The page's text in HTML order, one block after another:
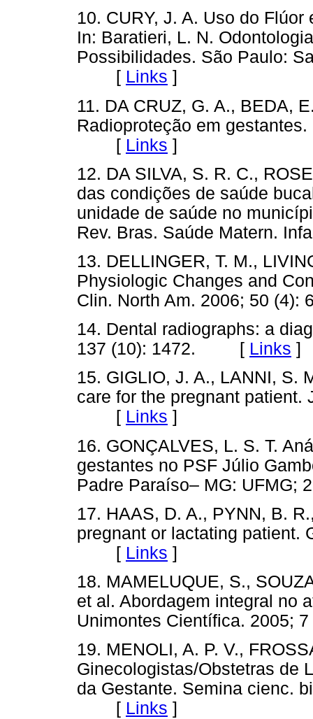
10. CURY, J. A. Uso do
In: Baratieri, L. N.
Possibilidades. São Paulo:
[ Links ]
11. DA CRUZ, G. A., BEDA,
Radioproteção em
[ Links ]
12. DA SILVA, S. R. C.,
das condições de saúde
unidade de saúde no
Rev. Bras. Saúde Matern.
13. DELLINGER, T. M.,
Physiologic Changes and
Clin. North Am. 2006; 50
14. Dental radiographs: a
137 (10): 1472. [ Links ]
15. GIGLIO, J. A., LANNI, S.
care for the pregnant patient.
[ Links ]
16. GONÇALVES, L. S. T.
gestantes no PSF Júlio
Padre Paraíso– MG: UFMG;
17. HAAS, D. A., PYNN, B.
pregnant or lactating patient.
[ Links ]
18. MAMELUQUE, S.,
et al. Abordagem integral no
Unimontes Científica.
19. MENOLI, A. P. V.,
Ginecologistas/Obstetras de
da Gestante. Semina cienc.
[ Links ]